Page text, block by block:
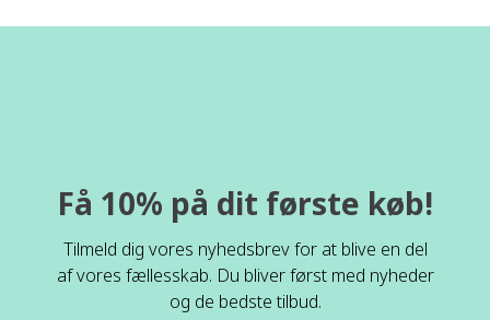
Få 10% på dit første køb!
Tilmeld dig vores nyhedsbrev for at blive en del
af vores fællesskab. Du bliver først med nyheder
og de bedste tilbud.